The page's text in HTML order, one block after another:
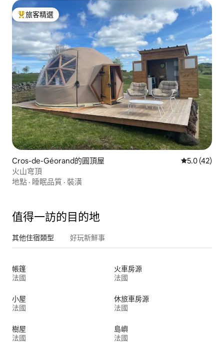
旅客精選榜首
旅客精選
Cros-de-Géorand的圓頂屋 從 42 則評
5.0 (42)
火山穹頂
地點 · 睡眠品質 · 裝潢
值得一訪的目的地
其他住宿類型 好玩新鮮事
帳篷
法國
火車房源
法國
小屋
法國
休旅車房源
法國
樹屋
法國
島嶼
法國